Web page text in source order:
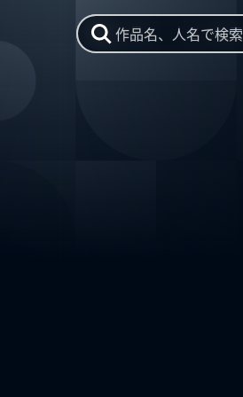
作品名、人名で検索